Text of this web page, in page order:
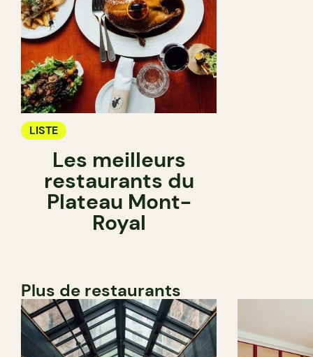
LISTE
Les meilleurs
restaurants du
Plateau Mont-
Royal
Plus de restaurants